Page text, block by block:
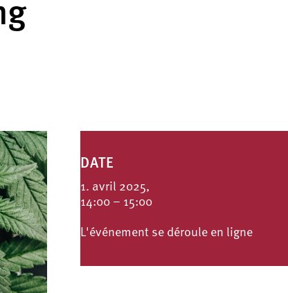
DATE
1. avril 2025,
14:00 – 15:00
L'événement se déroule en ligne